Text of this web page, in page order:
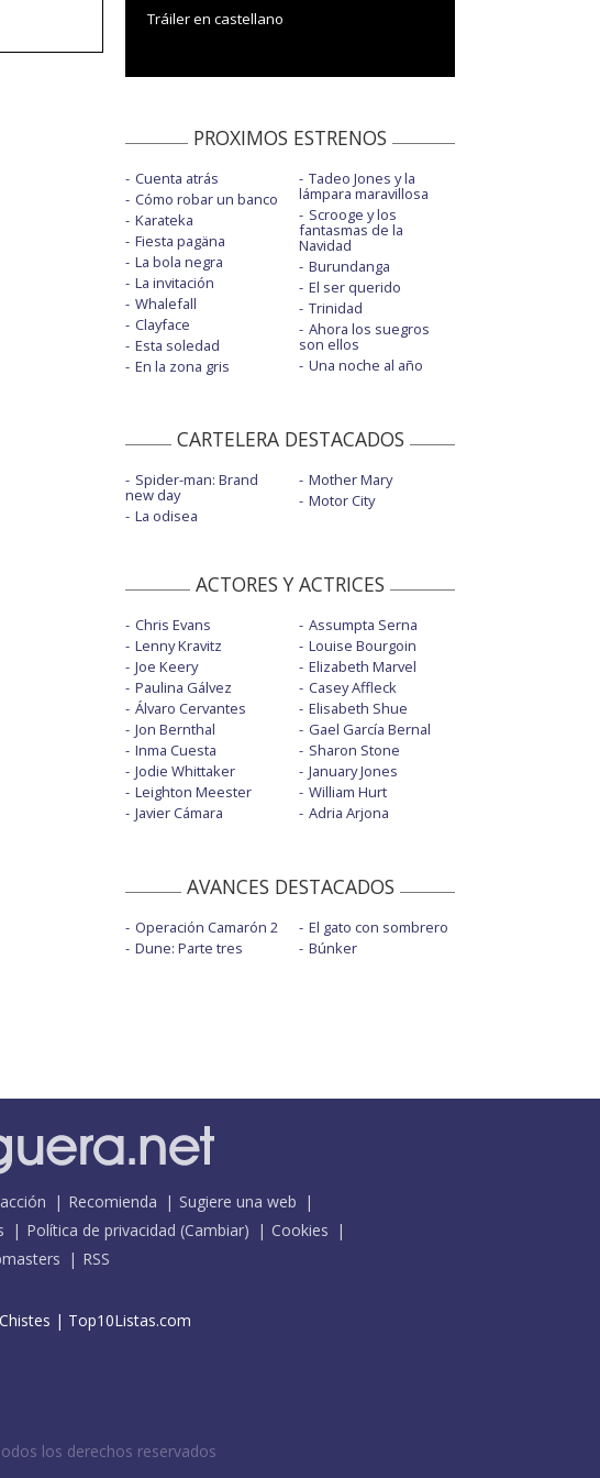
Tráiler en castellano
PROXIMOS ESTRENOS
Cuenta atrás
Cómo robar un banco
Karateka
Fiesta pagäna
La bola negra
La invitación
Whalefall
Clayface
Esta soledad
En la zona gris
Tadeo Jones y la
lámpara maravillosa
Scrooge y los
fantasmas de la
Navidad
Burundanga
El ser querido
Trinidad
Ahora los suegros
son ellos
Una noche al año
CARTELERA DESTACADOS
Spider-man: Brand
new day
La odisea
Mother Mary
Motor City
ACTORES Y ACTRICES
Chris Evans
Lenny Kravitz
Joe Keery
Paulina Gálvez
Álvaro Cervantes
Jon Bernthal
Inma Cuesta
Jodie Whittaker
Leighton Meester
Javier Cámara
Assumpta Serna
Louise Bourgoin
Elizabeth Marvel
Casey Affleck
Elisabeth Shue
Gael García Bernal
Sharon Stone
January Jones
William Hurt
Adria Arjona
AVANCES DESTACADOS
Operación Camarón 2
Dune: Parte tres
El gato con sombrero
Búnker
Recomienda
Sugiere una web
Política de privacidad (Cambiar)
Cookies
RSS
Chistes | Top10Listas.com
los derechos reservados